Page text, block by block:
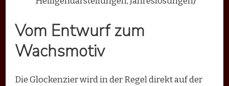
Vom Entwurf zum
Wachsmotiv
Die Glockenzier wird in der Regel direkt auf der